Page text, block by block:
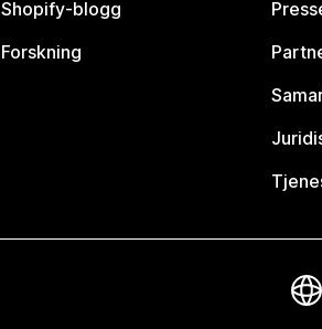
Shopify-blogg
Forskning